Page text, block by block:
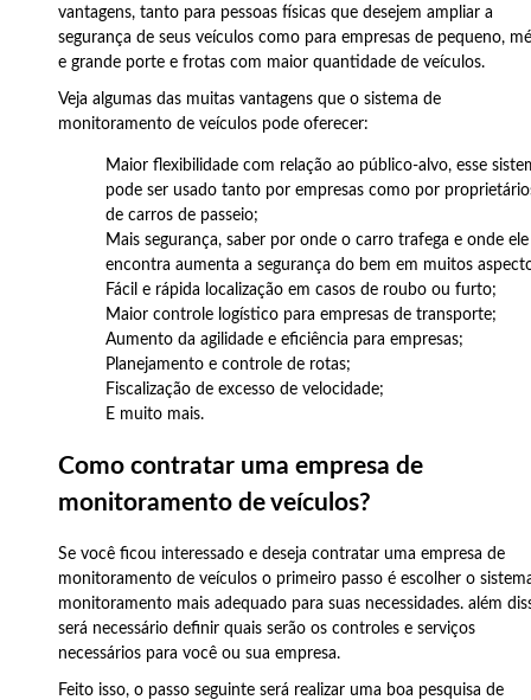
vantagens, tanto para pessoas físicas que desejem ampliar a
segurança de seus veículos como para empresas de pequeno,
e grande porte e frotas com maior quantidade de veículos.
Veja algumas das muitas vantagens que o sistema de
monitoramento de veículos pode oferecer:
Maior flexibilidade com relação ao público-alvo, esse
pode ser usado tanto por empresas como por
de carros de passeio;
Mais segurança, saber por onde o carro trafega e onde ele
encontra aumenta a segurança do bem em muitos
Fácil e rápida localização em casos de roubo ou furto;
Maior controle logístico para empresas de transporte;
Aumento da agilidade e eficiência para empresas;
Planejamento e controle de rotas;
Fiscalização de excesso de velocidade;
E muito mais.
Como contratar uma empresa de
monitoramento de veículos?
Se você ficou interessado e deseja contratar uma empresa de
monitoramento de veículos o primeiro passo é escolher o
monitoramento mais adequado para suas necessidades. além
será necessário definir quais serão os controles e serviços
necessários para você ou sua empresa.
Feito isso, o passo seguinte será realizar uma boa pesquisa de